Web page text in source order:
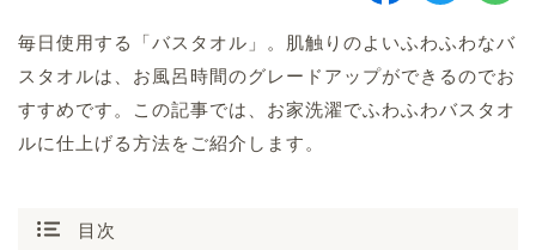
初回お試し申込み
毎日使用する「バスタオル」。肌触りのよいふわふわなバ
スタオルは、お風呂時間のグレードアップができるのでお
すすめです。この記事では、お家洗濯でふわふわバスタオ
ルに仕上げる方法をご紹介します。
目次